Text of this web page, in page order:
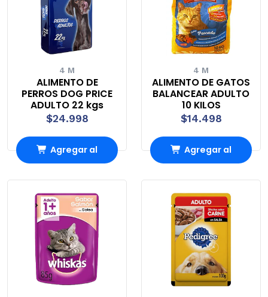
4 M
ALIMENTO DE
PERROS DOG PRICE
ADULTO 22 kgs
$24.998
Agregar al
4 M
ALIMENTO DE GATOS
BALANCEAR ADULTO
10 KILOS
$14.498
Agregar al